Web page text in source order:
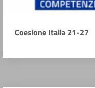
Coesione Italia 21-27